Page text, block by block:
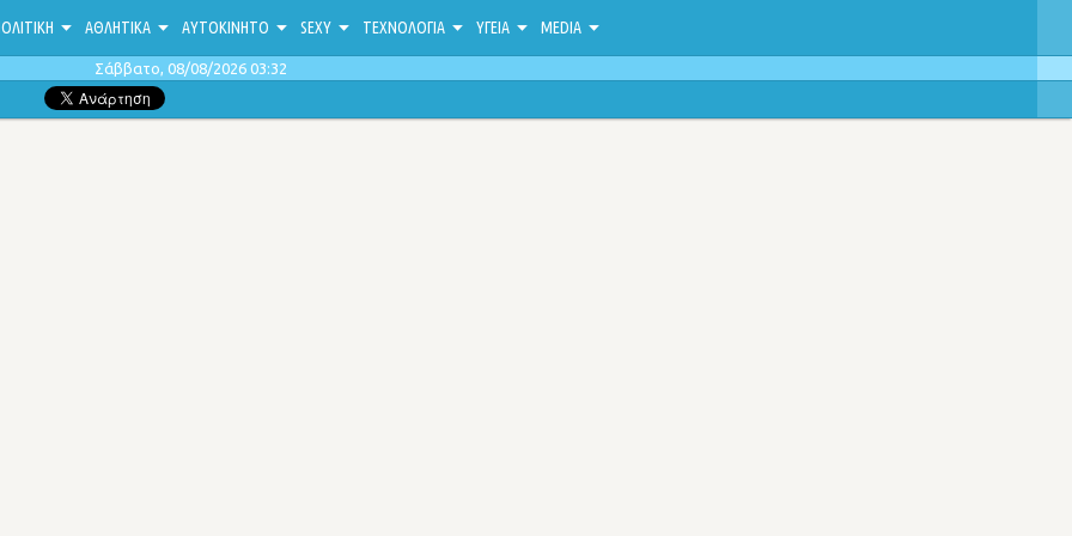
ΑΘΛΗΤΙΚΑ ΑΥΤΟΚΙΝΗΤΟ SEXY ΤΕΧΝΟΛΟΓΙΑ ΥΓΕΙΑ MEDIA
Σάββατο, 08/08/2026 03:32